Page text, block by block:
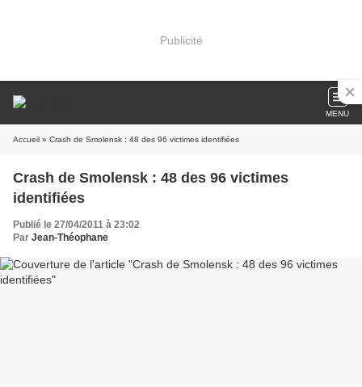
Publicité
MENU
Accueil » Crash de Smolensk : 48 des 96 victimes identifiées
Crash de Smolensk : 48 des 96 victimes
identifiées
Publié le 27/04/2011 à 23:02
Par Jean-Théophane